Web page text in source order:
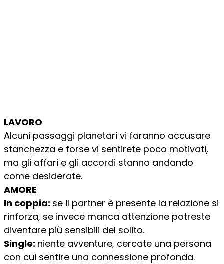
LAVORO
Alcuni passaggi planetari vi faranno accusare
stanchezza e forse vi sentirete poco motivati,
ma gli affari e gli accordi stanno andando
come desiderate.
AMORE
In coppia: se il partner è presente la relazione si
rinforza, se invece manca attenzione potreste
diventare più sensibili del solito.
Single: niente avventure, cercate una persona
con cui sentire una connessione profonda.